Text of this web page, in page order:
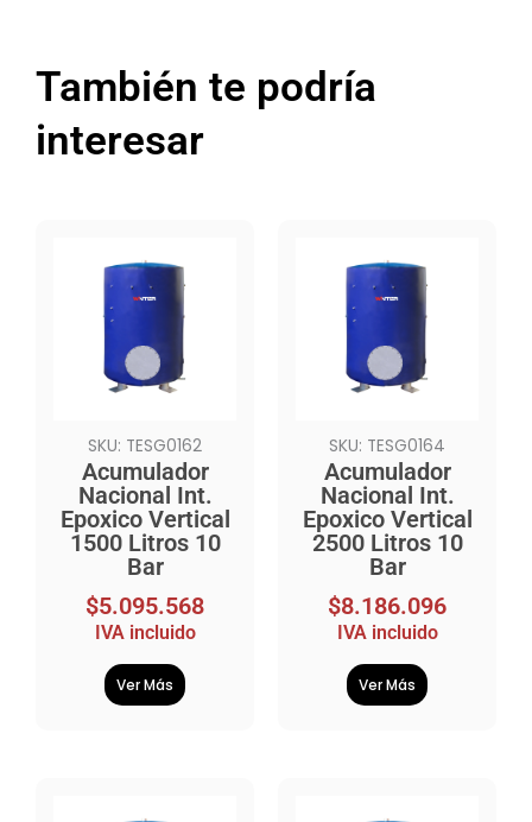
También te podría
interesar
SKU: TESG0162
Acumulador
Nacional Int.
Epoxico Vertical
1500 Litros 10
Bar
$5.095.568
IVA incluido
Ver Más
SKU: TESG0164
Acumulador
Nacional Int.
Epoxico Vertical
2500 Litros 10
Bar
$8.186.096
IVA incluido
Ver Más